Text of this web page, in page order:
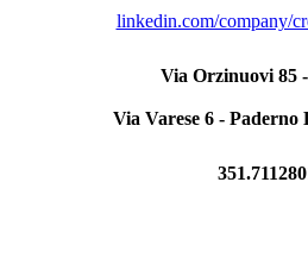
linkedin.com/company/
Via Orzinuovi 85
Via Varese 6 -